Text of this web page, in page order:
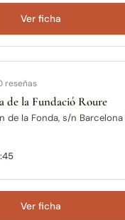
Ver ficha
reseñas
de la Fundació Roure
de la Fonda, s/n
Ver ficha